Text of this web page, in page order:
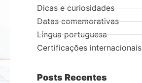
Dicas e curiosidades
Datas comemorativas
Língua portuguesa
Certificações internacionais
Posts Recentes